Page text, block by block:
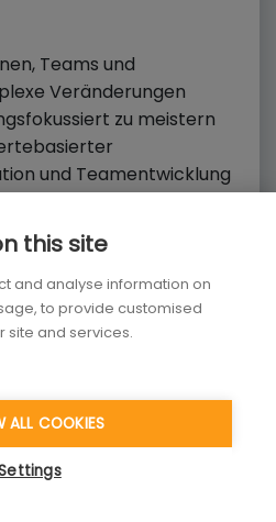
Teams und
Veränderungen
zu meistern
und Teamentwicklung
und kulturelle Vielfalt.
& Executive Coach
this site
and analyse information on
to provide customised
site and services.
ALL COOKIES